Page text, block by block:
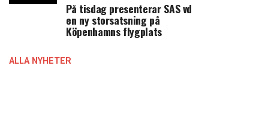
På tisdag presenterar SAS vd
en ny storsatsning på
Köpenhamns flygplats
ALLA NYHETER